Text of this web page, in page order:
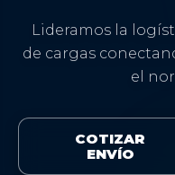
Lideramos la
de cargas
el
COTIZAR
ENVÍO